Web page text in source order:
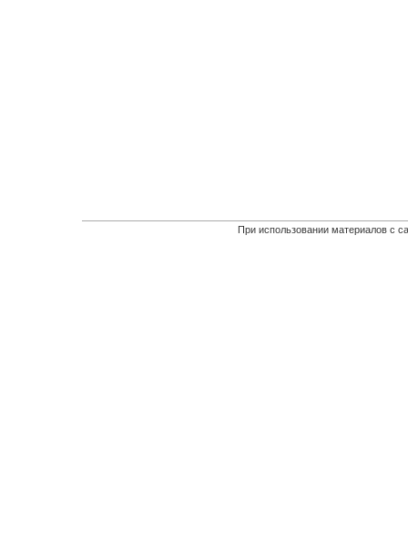
При использовании материалов с